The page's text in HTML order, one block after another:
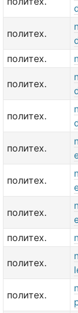
политех.
политех.
политех.
политех.
политех.
политех.
политех.
политех.
политех.
политех.